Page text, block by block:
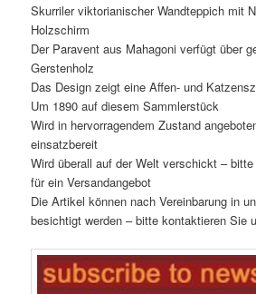
Skurriler viktorianischer Wandteppich mit
Holzschirm
Der Paravent aus Mahagoni verfügt über
Gerstenholz
Das Design zeigt eine Affen- und
Um 1890 auf diesem Sammlerstück
Wird in hervorragendem Zustand
einsatzbereit
Wird überall auf der Welt verschickt –
für ein Versandangebot
Die Artikel können nach Vereinbarung in
besichtigt werden – bitte kontaktieren Sie